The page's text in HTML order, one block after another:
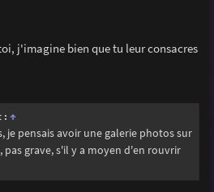
j'imagine bien que tu leur consacres
: ↑
je pensais avoir une galerie photos sur
pas grave, s'il y a moyen d'en rouvrir